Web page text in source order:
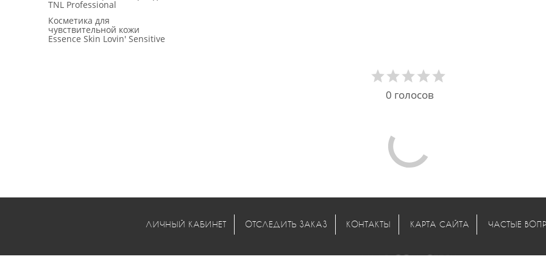
TNL Professional
Косметика для
чувствительной кожи
Essence Skin Lovin' Sensitive
0 голосов